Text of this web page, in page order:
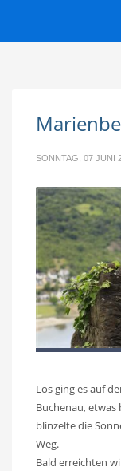
SONNTAG, 07 JUNI
Los ging es auf
Buchenau,
blinzelte die
Weg.
Bald erreichten